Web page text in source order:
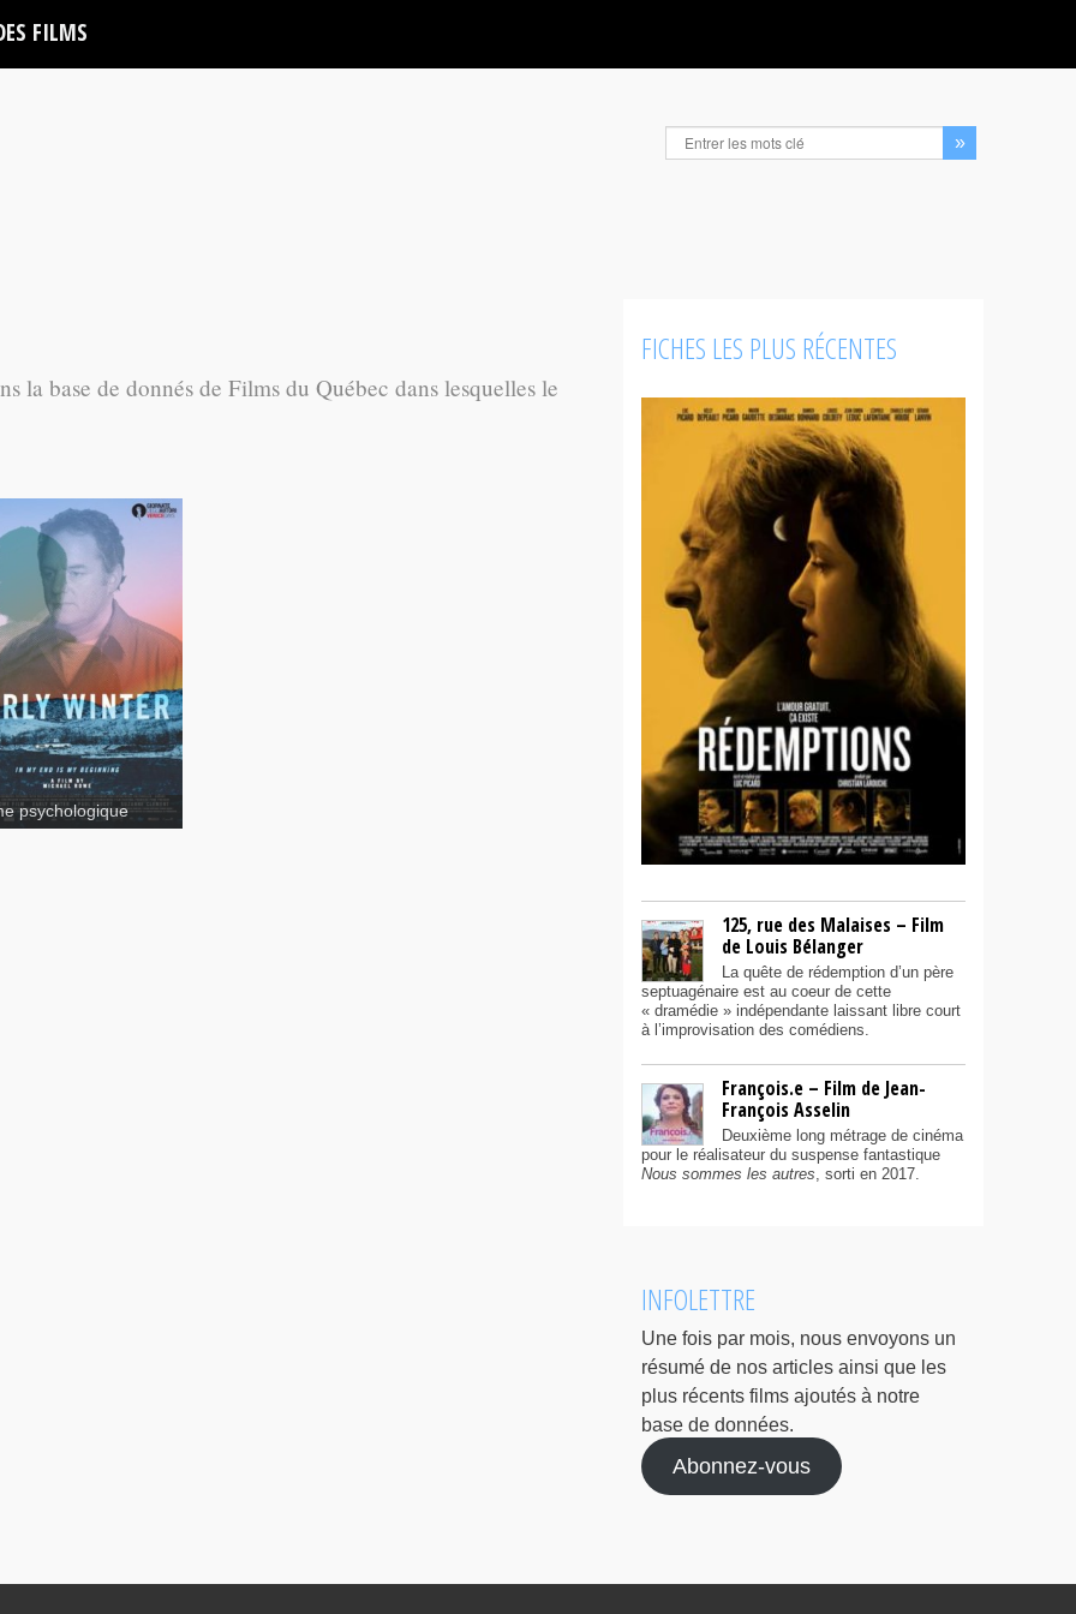
FILMS
la base de donnés de Films du Québec dans lesquelles le
Early Winter
psychologique
FICHES LES PLUS RÉCENTES
125, rue des Malaises – Film
de Louis Bélanger
La quête de rédemption d’un père
septuagénaire est au coeur de cette
« dramédie » indépendante laissant libre court
à l’improvisation des comédiens.
François.e – Film de Jean-
François Asselin
Deuxième long métrage de cinéma
pour le réalisateur du suspense fantastique
Nous sommes les autres, sorti en 2017.
INFOLETTRE
Une fois par mois, nous envoyons un
résumé de nos articles ainsi que les
plus récents films ajoutés à notre
base de données.
Abonnez-vous